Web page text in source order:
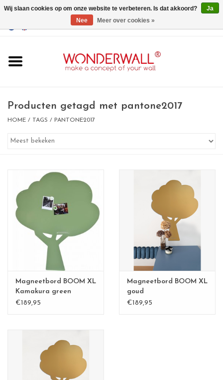
GBP/USD
magneetborden
Ontwerp op maat
BIG SALE , GRAB YOUR
CHANCE
LIMITED EXCLUSIVES
Wandplanken / Shelves
Producten getagd met pantone2017
HOME / TAGS / PANTONE2017
Magneetbord BOOM XL
Kamakura green
€189,95
Magneetbord BOOM XL
goud
€189,95
Wij slaan cookies op om onze website te verbeteren. Is dat akkoord?
Ja
Nee
Meer over cookies »